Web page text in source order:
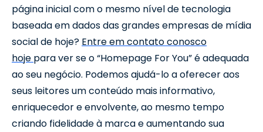
página inicial com o mesmo nível de tecnologia
baseada em dados das grandes empresas de mídia
social de hoje? Entre em contato conosco
hoje para ver se o “Homepage For You” é adequada
ao seu negócio. Podemos ajudá-lo a oferecer aos
seus leitores um conteúdo mais informativo,
enriquecedor e envolvente, ao mesmo tempo
criando fidelidade à marca e aumentando sua